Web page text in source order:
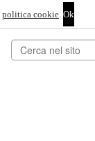
politica cookie